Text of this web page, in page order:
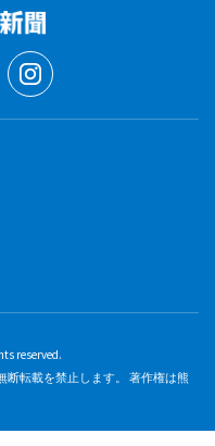
reserved.
転載を禁止します。 著作権は熊